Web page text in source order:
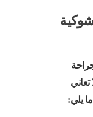
تعاني
يلي: